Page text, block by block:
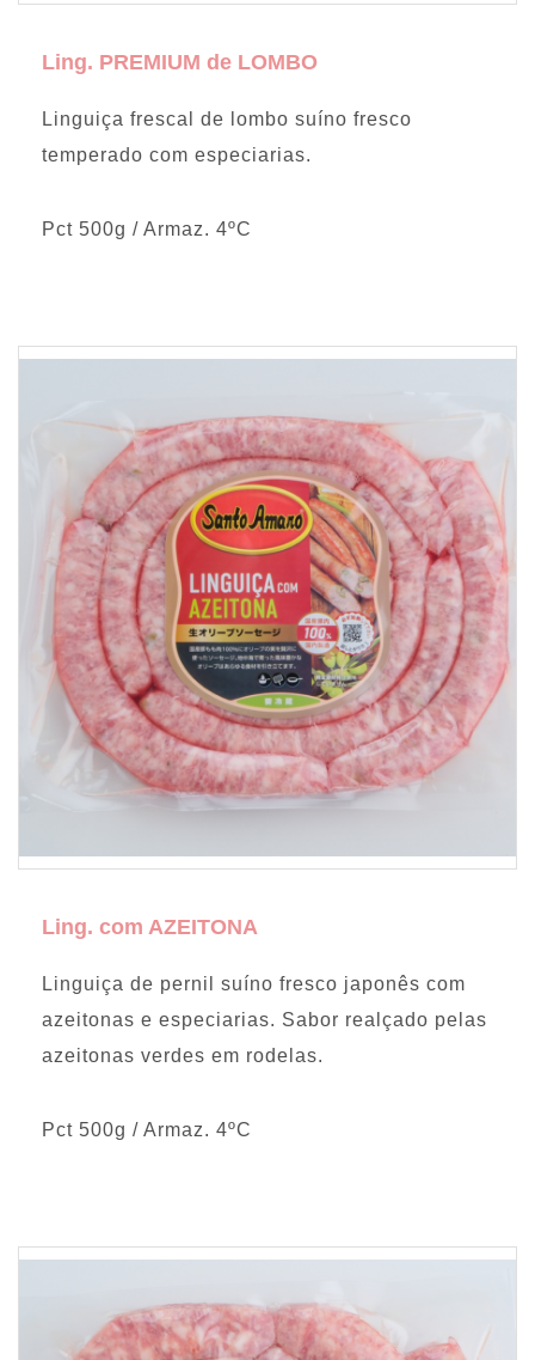
Ling. PREMIUM de LOMBO
Linguiça frescal de lombo suíno fresco
temperado com especiarias.
Pct 500g / Armaz. 4ºC
Ling. com AZEITONA
Linguiça de pernil suíno fresco japonês com
azeitonas e especiarias. Sabor realçado pelas
azeitonas verdes em rodelas.
Pct 500g / Armaz. 4ºC